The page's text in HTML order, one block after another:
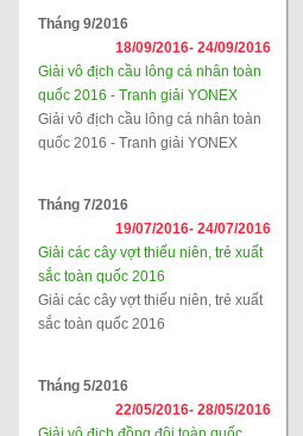
Tháng 9/2016
18/09/2016- 24/09/2016
Giải vô địch cầu lông cá nhân toàn
quốc 2016 - Tranh giải YONEX
Giải vô địch cầu lông cá nhân toàn
quốc 2016 - Tranh giải YONEX
Tháng 7/2016
19/07/2016- 24/07/2016
Giải các cây vợt thiếu niên, trẻ xuất
sắc toàn quốc 2016
Giải các cây vợt thiếu niên, trẻ xuất
sắc toàn quốc 2016
Tháng 5/2016
22/05/2016- 28/05/2016